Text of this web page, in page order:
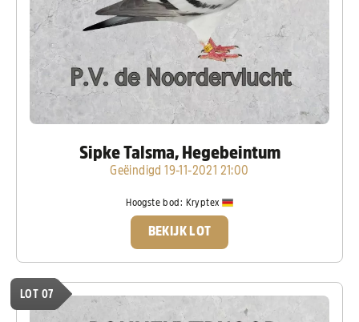
Sipke Talsma, Hegebeintum
Geëindigd 19-11-2021 21:00
Hoogste bod: Kryptex
BEKIJK LOT
LOT 07